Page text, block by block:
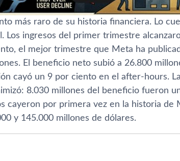
más raro de su historia financiera. Lo
Los ingresos del primer trimestre
el mejor trimestre que Meta ha
El beneficio neto subió a 26.800
cayó un 9 por ciento en el after-hours.
8.030 millones del beneficio fueron
cayeron por primera vez en la historia de
y 145.000 millones de dólares.